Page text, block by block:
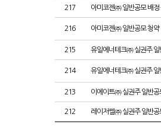
217 아미코젠㈜ 일반공모 배정
216 아미코젠㈜ 일반공모 청약
215 유일에너테크㈜ 실권주 일
214 유일에너테크㈜ 실권주 일
213 이에이트㈜ 실권주 일반공
212 레이저쎌㈜ 실권주 일반공